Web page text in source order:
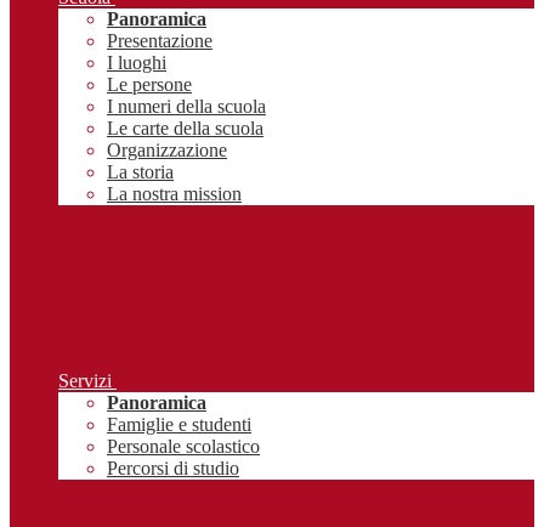
Panoramica
Presentazione
I luoghi
Le persone
I numeri della scuola
Le carte della scuola
Organizzazione
La storia
La nostra mission
Servizi
Panoramica
Famiglie e studenti
Personale scolastico
Percorsi di studio